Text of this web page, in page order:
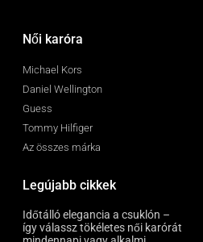
Női karóra
Michael Kors
Daniel Wellington
Guess
Tommy Hilfiger
Az összes márka
Legújabb cikkek
Időtálló elegancia a csuklón –
így válassz tökéletes női karórát